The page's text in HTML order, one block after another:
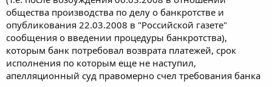
общества производства по делу о банкротстве и
опубликования 22.03.2008 в "Российской газете"
сообщения о введении процедуры банкротства),
которым банк потребовал возврата платежей, срок
исполнения по которым еще не наступил,
апелляционный суд правомерно счел требования банка